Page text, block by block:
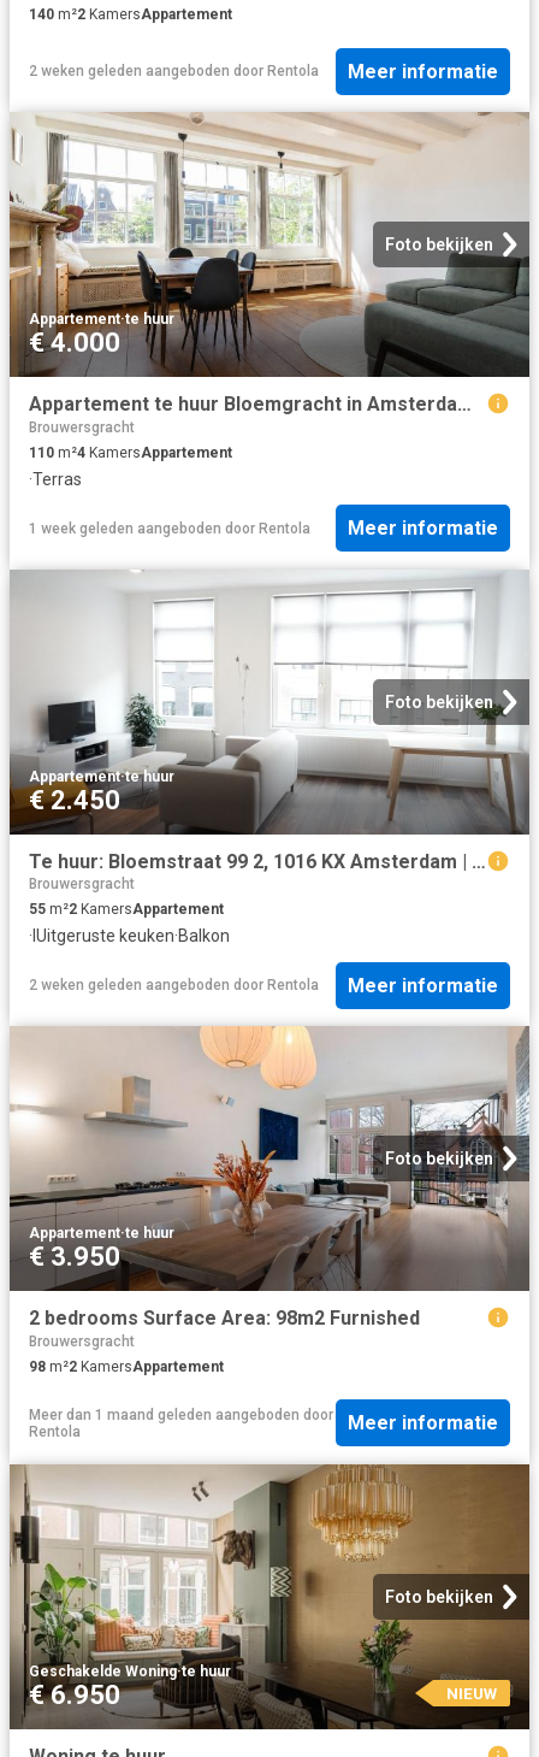
140 m²2 KamersAppartement
2 weken geleden aangeboden door Rentola Meer informatie
Foto bekijken
Appartement·te huur
€ 4.000
Appartement te huur Bloemgracht in Amsterdam voor € 4.000
Brouwersgracht
110 m²4 KamersAppartement
·Terras
1 week geleden aangeboden door Rentola Meer informatie
Foto bekijken
Appartement·te huur
€ 2.450
Te huur: Bloemstraat 99 2, 1016 KX Amsterdam | VVA
Brouwersgracht
55 m²2 KamersAppartement
· IUitgeruste keuken·Balkon
2 weken geleden aangeboden door Rentola Meer informatie
Foto bekijken
Appartement·te huur
€ 3.950
2 bedrooms Surface Area: 98m2 Furnished
Brouwersgracht
98 m²2 KamersAppartement
Meer dan 1 maand geleden aangeboden door
Rentola
Meer informatie
Foto bekijken
Geschakelde Woning·te huur
€ 6.950 NIEUW